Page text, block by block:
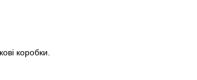
коробки